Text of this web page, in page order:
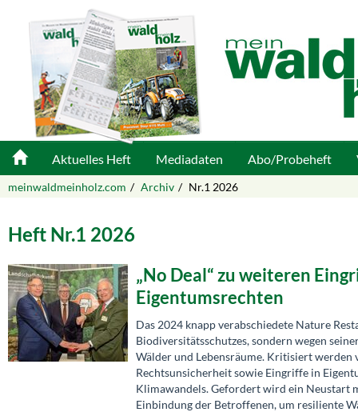
Aktuelles Heft Mediadaten Abo/Probeheft
meinwaldmeinholz.com Archiv Nr.1 2026
Heft Nr.1 2026
„No Deal“ zu weiteren
Eigentumsrechten
Das 2024 knapp verabschiedete Nature
Biodiversitätsschutzes, sondern wegen
Wälder und Lebensräume. Kritisiert werden
Rechtsunsicherheit sowie Eingriffe in
Klimawandels. Gefordert wird ein Neustart
Einbindung der Betroffenen, um resiliente